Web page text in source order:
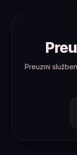
Preuzmi